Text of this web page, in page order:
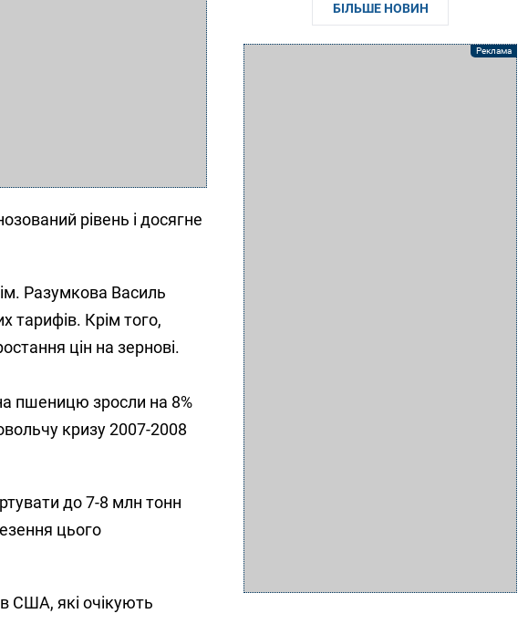
рівень і досягне
Разумкова Василь
тарифів. Крім того,
цін на зернові.
пшеницю зросли на 8%
кризу 2007-2008
до 7-8 млн тонн
цього
США, які очікують
БІЛЬШЕ НОВИН